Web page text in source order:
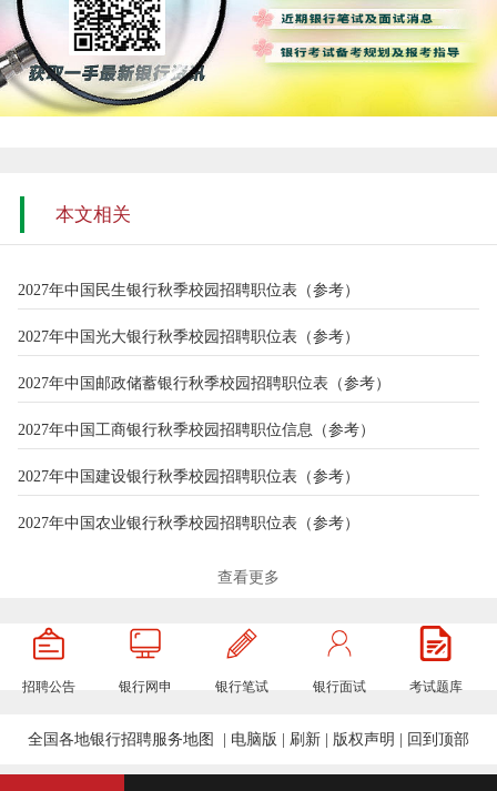
本文相关
2027年中国民生银行秋季校园招聘职位表（参考）
2027年中国光大银行秋季校园招聘职位表（参考）
2027年中国邮政储蓄银行秋季校园招聘职位表（参考）
2027年中国工商银行秋季校园招聘职位信息（参考）
2027年中国建设银行秋季校园招聘职位表（参考）
2027年中国农业银行秋季校园招聘职位表（参考）
2027年中国银行秋季校园招聘职位表（参考）
2026年颍上农商银行春季校园招聘职位表（参考）
查看更多
招聘公告 银行网申 银行笔试 银行面试 考试题库
全国各地银行招聘服务地图 电脑版 刷新 版权声明 回到顶部